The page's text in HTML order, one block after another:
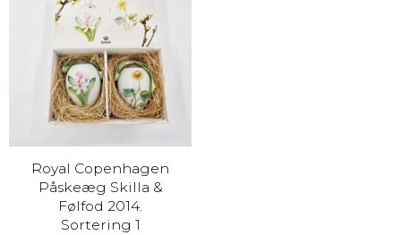
Royal Copenhagen
Påskeæg Skilla &
Følfod 2014.
Sortering 1